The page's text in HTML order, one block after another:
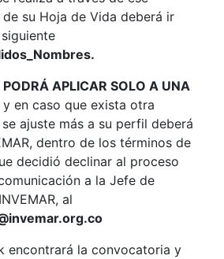
su Hoja de Vida deberá ir
APLICAR SOLO A UNA
y en caso que exista otra
ajuste más a su perfil deberá
dentro de los términos de
decidió declinar al proceso
a la Jefe de
al
encontrará la convocatoria y